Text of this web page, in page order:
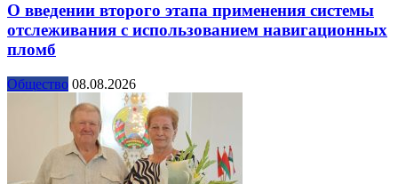
О введении второго этапа применения системы
отслеживания с использованием навигационных
пломб
Общество 08.08.2026